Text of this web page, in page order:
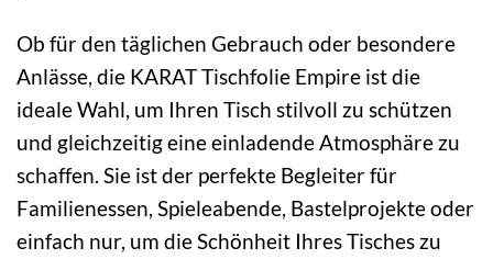
Ob für den täglichen Gebrauch oder besondere
Anlässe, die KARAT Tischfolie Empire ist die
ideale Wahl, um Ihren Tisch stilvoll zu schützen
und gleichzeitig eine einladende Atmosphäre zu
schaffen. Sie ist der perfekte Begleiter für
Familienessen, Spieleabende, Bastelprojekte oder
einfach nur, um die Schönheit Ihres Tisches zu